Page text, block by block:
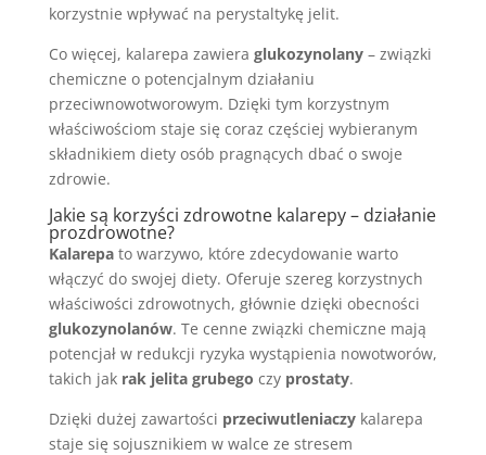
korzystnie wpływać na perystaltykę jelit.
Co więcej, kalarepa zawiera glukozynolany– związki
chemiczne o potencjalnym działaniu
przeciwnowotworowym. Dzięki tym korzystnym
właściwościom staje się coraz częściej wybieranym
składnikiem diety osób pragnących dbać o swoje
zdrowie.
Jakie są korzyści zdrowotne kalarepy – działanie
prozdrowotne?
Kalarepato warzywo, które zdecydowanie warto
włączyć do swojej diety. Oferuje szereg korzystnych
właściwości zdrowotnych, głównie dzięki obecności
glukozynolanów. Te cenne związki chemiczne mają
potencjał w redukcji ryzyka wystąpienia nowotworów,
takich jak rak jelita grubego czy prostaty.
Dzięki dużej zawartości przeciwutleniaczykalarepa
staje się sojusznikiem w walce ze stresem